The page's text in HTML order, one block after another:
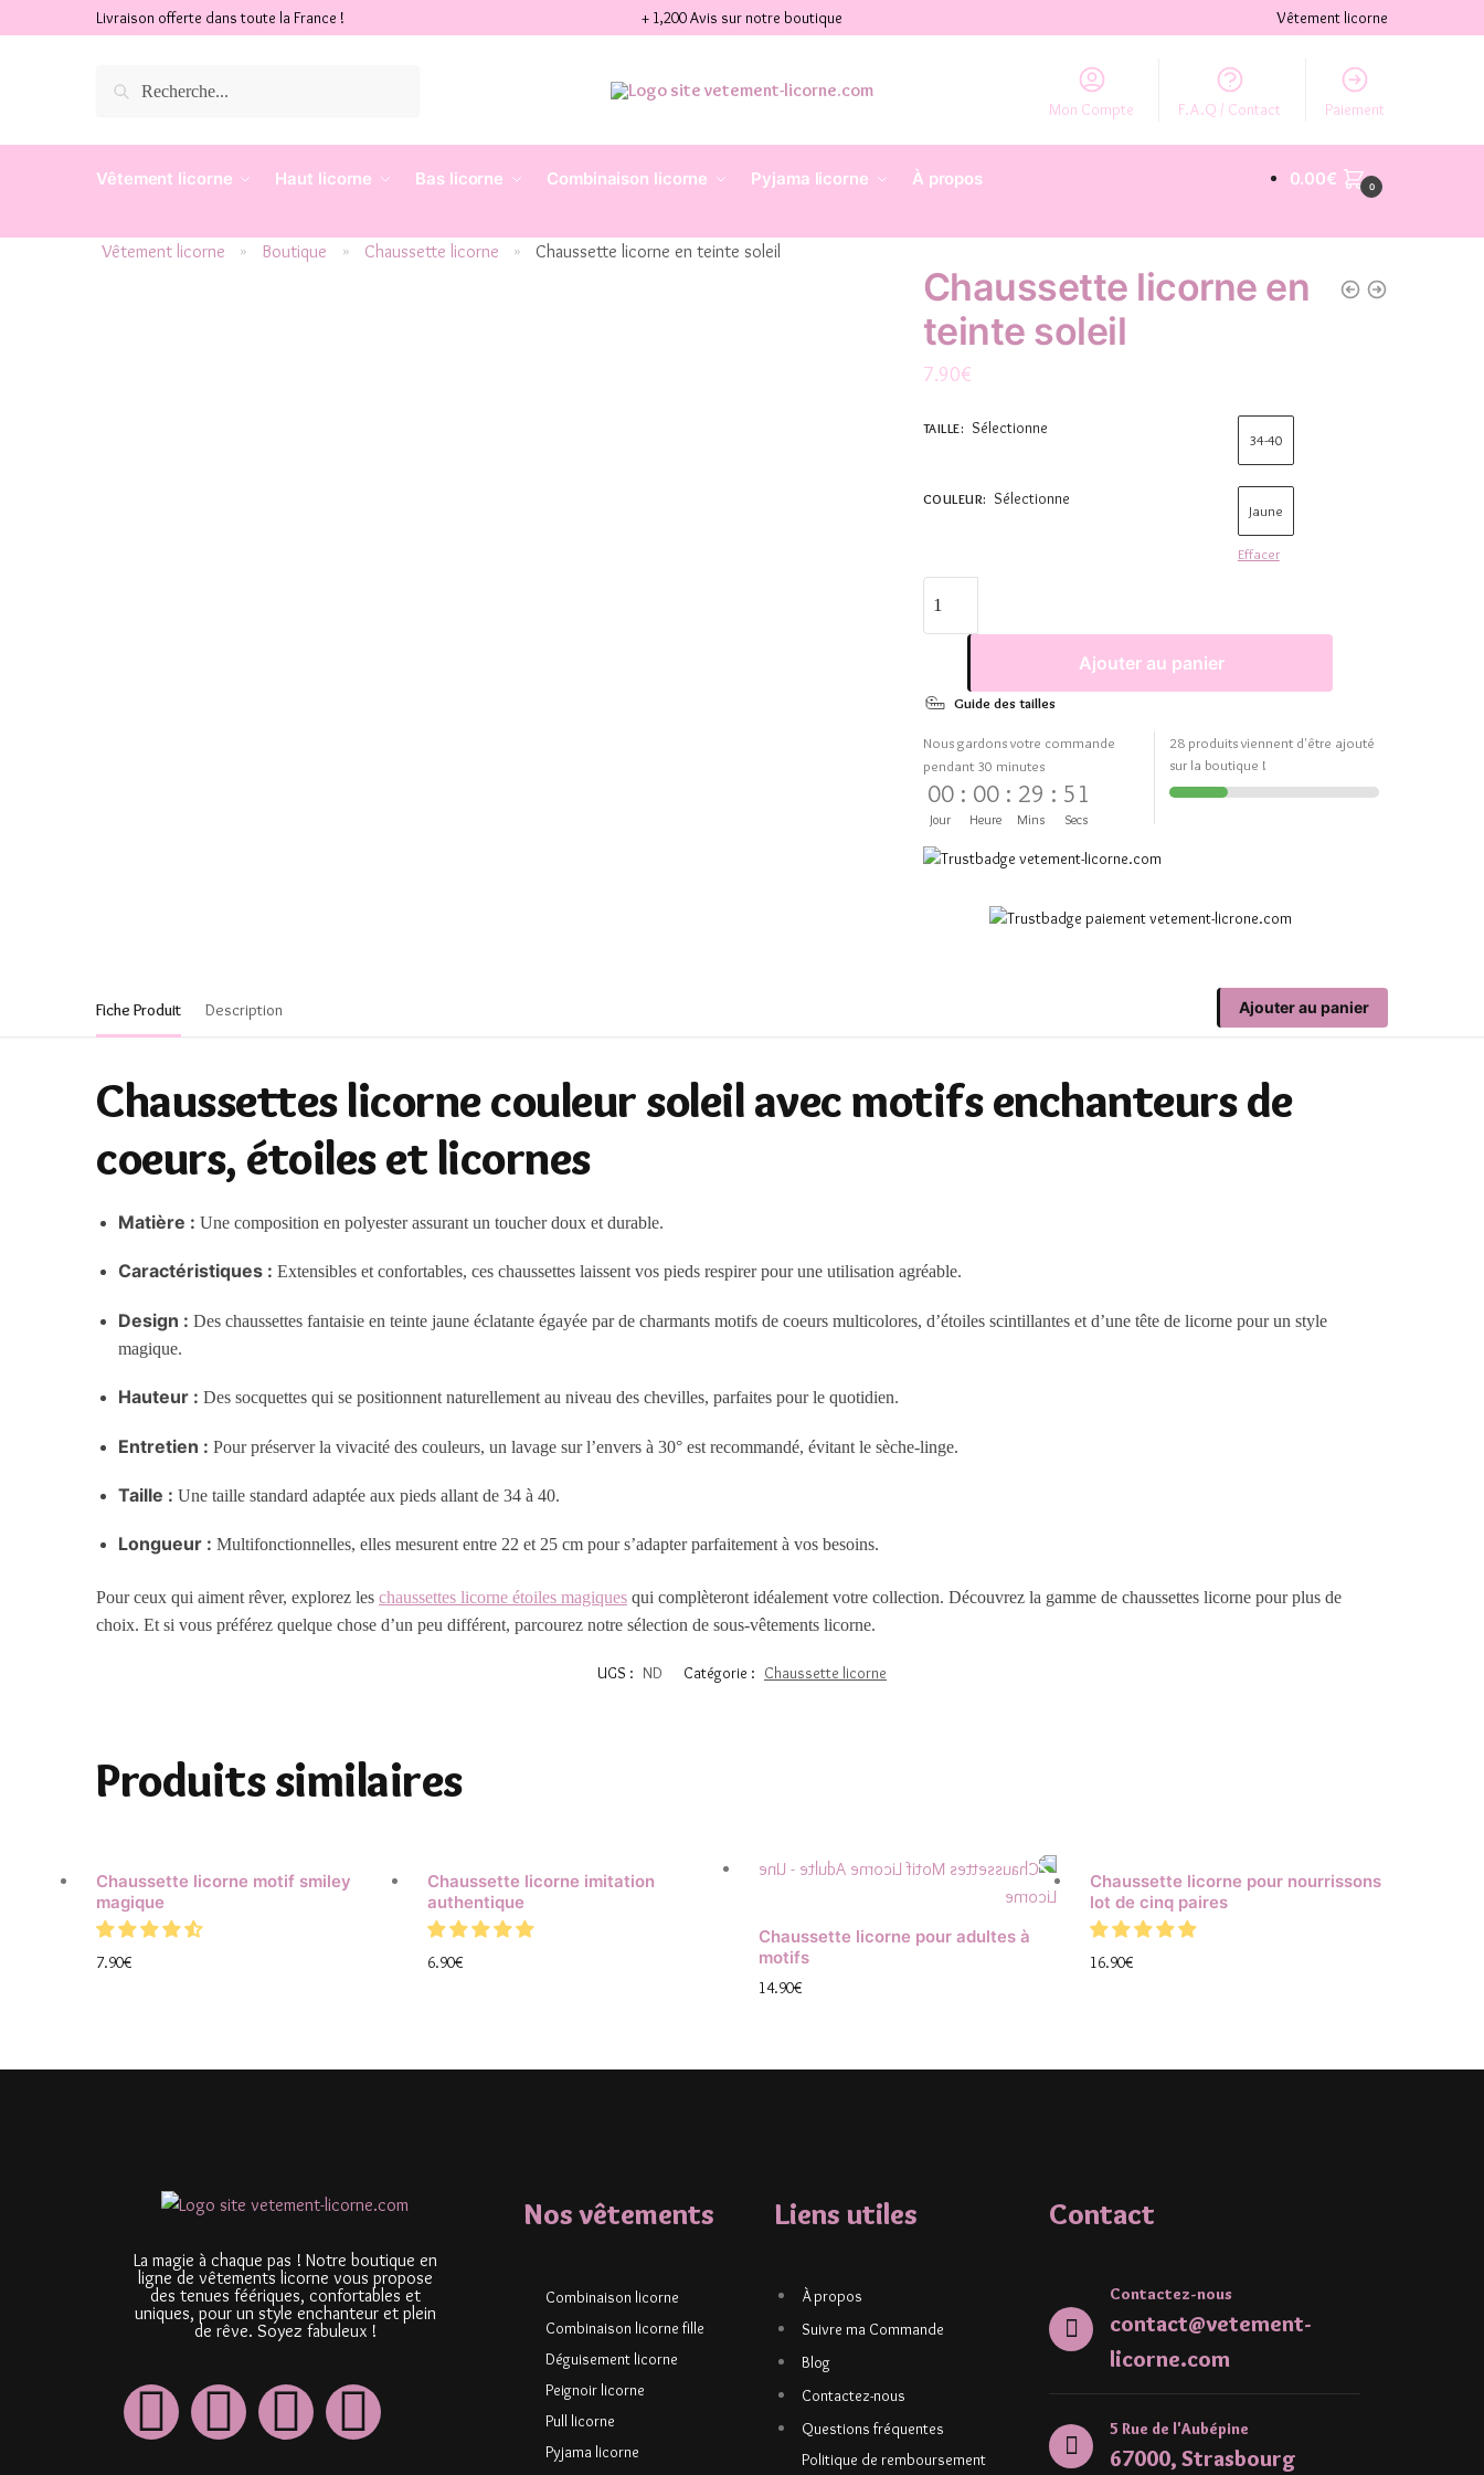
Livraison offerte dans toute la France ! + 1,200 Avis sur notre boutique Vêtement licorne
Recherche Mon Compte F.A.Q / Contact Paiement
Vêtement licorne Haut licorne Bas licorne Combinaison licorne Pyjama licorne À propos 0.00€ 0
Vêtement licorne » Boutique » Chaussette licorne » Chaussette licorne en teinte soleil
Chaussette licorne en
teinte soleil
7.90€
TAILLE: Sélectionne
34-40
COULEUR: Sélectionne
Jaune
Effacer
Ajouter au panier
Guide des tailles
Nous gardons votre commande
pendant 30 minutes
00
Jour
: 00
Heure
: 29
Mins
: 50
Secs
28 produits viennent d'être ajouté
sur la boutique !
Fiche Produit Description Ajouter au panier
Chaussettes licorne couleur soleil avec motifs enchanteurs de
coeurs, étoiles et licornes
Matière : Une composition en polyester assurant un toucher doux et durable.
Caractéristiques : Extensibles et confortables, ces chaussettes laissent vos pieds respirer pour une utilisation agréable.
Design : Des chaussettes fantaisie en teinte jaune éclatante égayée par de charmants motifs de coeurs multicolores, d’étoiles scintillantes et d’une tête de licorne pour un style
magique.
Hauteur : Des socquettes qui se positionnent naturellement au niveau des chevilles, parfaites pour le quotidien.
Entretien : Pour préserver la vivacité des couleurs, un lavage sur l’envers à 30° est recommandé, évitant le sèche-linge.
Taille : Une taille standard adaptée aux pieds allant de 34 à 40.
Longueur : Multifonctionnelles, elles mesurent entre 22 et 25 cm pour s’adapter parfaitement à vos besoins.
Pour ceux qui aiment rêver, explorez leschaussettes licorne étoiles magiques qui complèteront idéalement votre collection.Découvrez la gamme de chaussettes licorne pour plus de
choix. Et si vous préférez quelque chose d’un peu différent, parcourez notre sélection desous-vêtements licorne.
UGS : ND Catégorie : Chaussette licorne
Produits similaires
Chaussette licorne motif smiley
magique
7.90€
Chaussette licorne imitation
authentique
6.90€
Chaussette licorne pour adultes à
motifs
14.90€
Chaussette licorne pour nourrissons
lot de cinq paires
16.90€
La magie à chaque pas ! Notre boutique en
ligne de vêtements licorne vous propose
des tenues féériques, confortables et
uniques, pour un style enchanteur et plein
de rêve. Soyez fabuleux !
Nos vêtements
Combinaison licorne
Combinaison licorne fille
Déguisement licorne
Peignoir licorne
Pull licorne
Pyjama licorne
Liens utiles
À propos
Suivre ma Commande
Blog
Contactez-nous
Questions fréquentes
Politique de remboursement
Contact
Contactez-nous
contact@vetement-
licorne.com
5 Rue de l'Aubépine
67000, Strasbourg